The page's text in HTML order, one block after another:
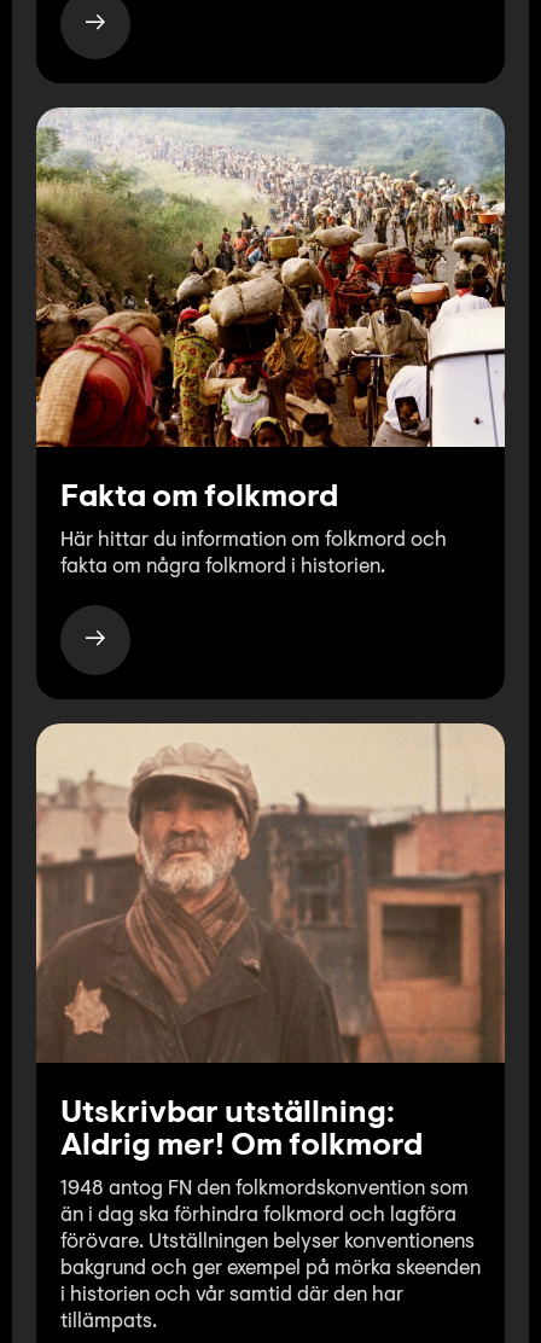
Fakta om folkmord
Här hittar du information om folkmord och
fakta om några folkmord i historien.
Utskrivbar utställning:
Aldrig mer! Om folkmord
1948 antog FN den folkmordskonvention som
än i dag ska förhindra folkmord och lagföra
förövare. Utställningen belyser konventionens
bakgrund och ger exempel på mörka skeenden
i historien och vår samtid där den har
tillämpats.